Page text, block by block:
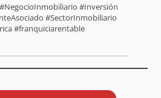
#Inversión
#SectorInmobiliario
#franquiciarentable